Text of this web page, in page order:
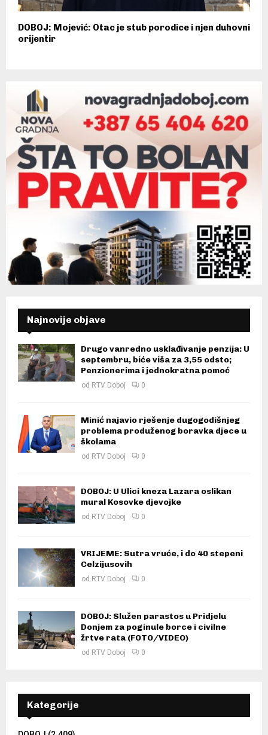
DOBOJ: Mojević: Otac je stub porodice i njen duhovni
orijentir
Najnovije objave
Drugo vanredno usklađivanje penzija: U
septembru, biće viša za 3,55 odsto;
Penzionerima i jednokratna pomoć
od RTV Doboj 0
Minić najavio rješenje dugogodišnjeg
problema produženog boravka djece u
školama
od RTV Doboj 0
DOBOJ: U Ulici kneza Lazara oslikan
mural Kosovke djevojke
od RTV Doboj 0
VRIJEME: Sutra vruće, i do 40 stepeni
Celzijusovih
od RTV Doboj 0
DOBOJ: Služen parastos u Pridjelu
Donjem za poginule borce i civilne
žrtve rata (FOTO/VIDEO)
od RTV Doboj 0
Kategorije